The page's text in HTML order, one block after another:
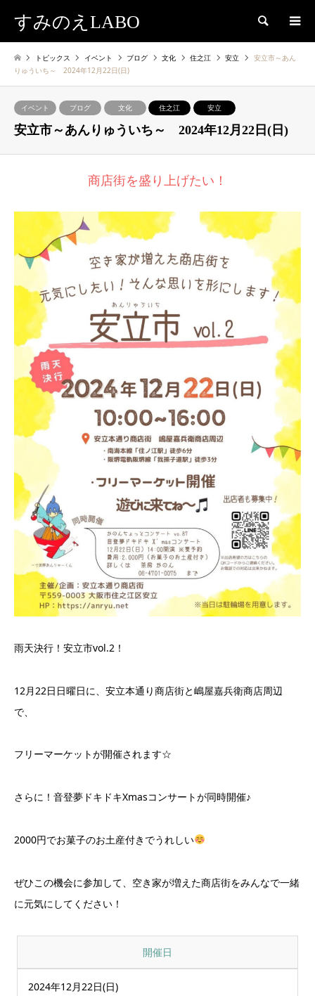
すみのえLABO 検索
トピックス イベント ブログ 文化 住之江 安立
安立市～あん
りゅういち～ 2024年12月22日(日)
イベント ブログ 文化 住之江 安立
安立市～あんりゅういち～ 2024年12月22日(日)
商店街を盛り上げたい！
雨天決行！安立市vol.2！
12月22日日曜日に、安立本通り商店街と嶋屋嘉兵衛商店周辺
で、
フリーマーケットが開催されます☆
さらに！音登夢ドキドキXmasコンサートが同時開催♪
2000円でお菓子のお土産付きでうれしい
ぜひこの機会に参加して、空き家が増えた商店街をみんなで一緒
に元気にしてください！
開催日
2024年12月22日(日)